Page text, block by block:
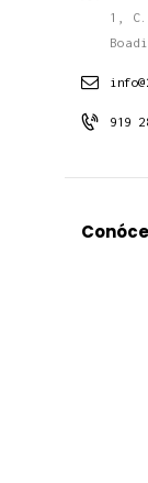
1,
919